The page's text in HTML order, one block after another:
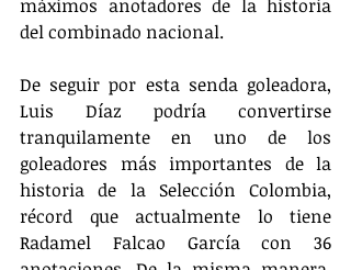
máximos anotadores de la historia
del combinado nacional.
De seguir por esta senda goleadora,
Luis Díaz podría convertirse
tranquilamente en uno de los
goleadores más importantes de la
historia de la Selección Colombia,
récord que actualmente lo tiene
Radamel Falcao García con 36